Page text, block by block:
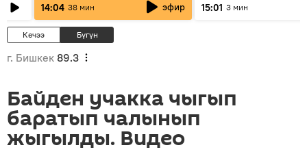
14:04 38 мин эфир 15:01 3 мин
Кечээ Бүгүн
г. Бишкек 89.3
Байден учакка чыгып
баратып чалынып
жыгылды. Видео